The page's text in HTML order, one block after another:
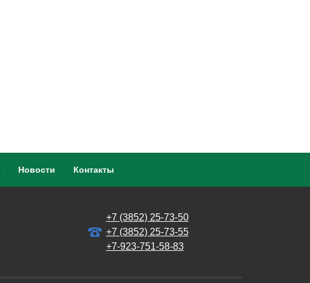
Новости Контакты
+7 (3852) 25-73-50
+7 (3852) 25-73-55
+7-923-751-58-83